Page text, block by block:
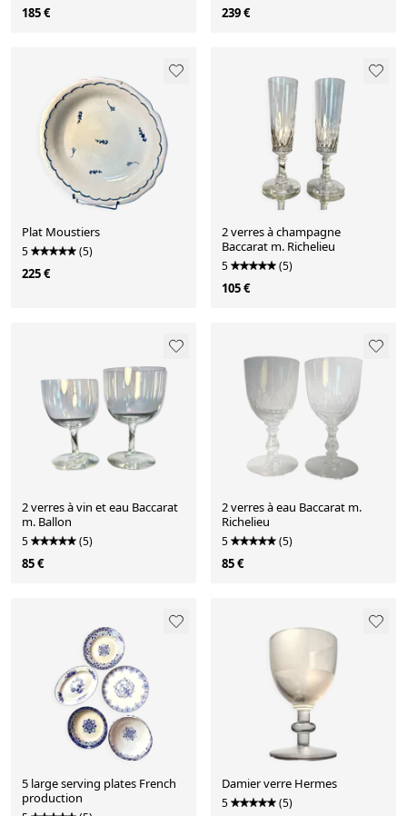
185 € 239 €
Plat Moustiers
5 (5)
225 €
2 verres à champagne
Baccarat m. Richelieu
5 (5)
105 €
2 verres à vin et eau Baccarat
m. Ballon
5 (5)
85 €
2 verres à eau Baccarat m.
Richelieu
5 (5)
85 €
5 large serving plates French
production
Damier verre Hermes
5 (5)